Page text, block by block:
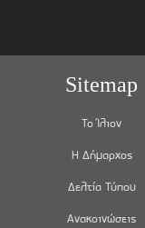
Sitemap
Το Ίλιον
Η Δήμαρχος
Δελτία Τύπου
Ανακοινώσεις